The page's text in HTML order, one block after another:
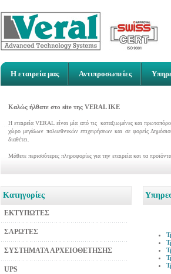
Η εταιρεία μας Αντιπροσωπείες
Καλώς ήλθατε στο site της VERAL ΙΚΕ
Η εταιρεία VERAL είναι μία από τις καταξιωμένες και
χώρο μεγάλων πολυεθνικών επιχειρήσεων και σε φορείς
διαθέτει.
Μάθετε περισσότερες πληροφορίες για την εταιρεία και τα
Κατηγορίες
ΕΚΤΥΠΩΤΕΣ
ΣΑΡΩΤΕΣ
ΣΥΣΤΗΜΑΤΑ ΑΡΧΕΙΟΘΕΤΗΣΗΣ
UPS